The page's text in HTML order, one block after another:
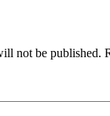
not be published.